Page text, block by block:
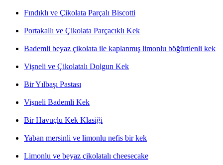
Fındıklı ve Çikolata Parçalı Biscotti
Portakallı ve Çikolata Parçacıklı Kek
Bademli beyaz çikolata ile kaplanmış limonlu böğürtlenli kek
Vişneli ve Çikolatalı Dolgun Kek
Bir Yılbaşı Pastası
Vişneli Bademli Kek
Bir Havuçlu Kek Klasiği
Yaban mersinli ve limonlu nefis bir kek
Limonlu ve beyaz çikolatalı cheesecake